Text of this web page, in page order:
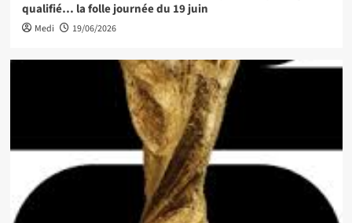
qualifié… la folle journée du 19 juin
Medi 19/06/2026